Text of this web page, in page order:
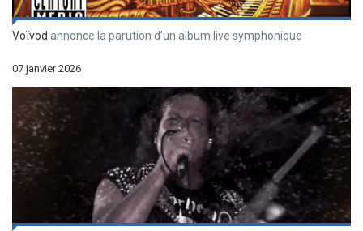
Voïvod annonce la parution d’un album live symphonique
07 janvier 2026